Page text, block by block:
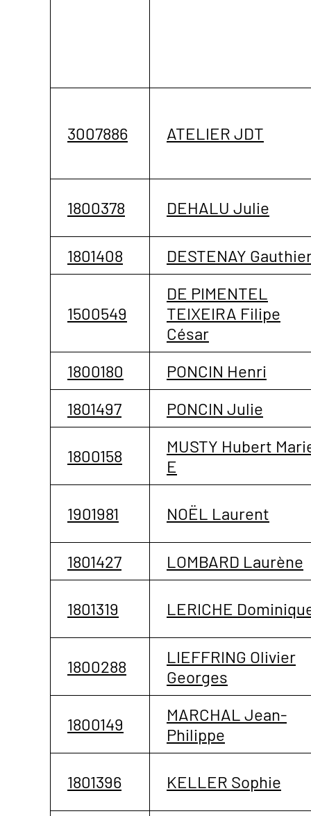
3007886 ATELIER JDT
1800378 DEHALU Julie
1801408 DESTENAY
1500549
DE PIMENTEL
TEIXEIRA Filipe
César
1800180
PONCIN Henri
1801497
PONCIN Julie
1800158
MUSTY Hubert
E
1901981 NOËL Laurent
1801427 LOMBARD Laurène
1801319 LERICHE
1800288
LIEFFRING Olivier
Georges
1800149
MARCHAL Jean-
Philippe
1801396 KELLER Sophie